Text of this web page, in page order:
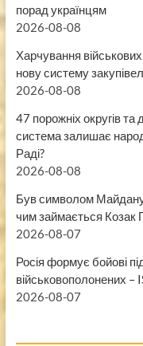
порад українцям
2026-08-08
Харчування
нову систему
2026-08-08
47 порожніх округів та
система залишає
Раді?
2026-08-08
Був символом
чим займається Козак
2026-08-07
Росія формує бойові
військовополонених –
2026-08-07